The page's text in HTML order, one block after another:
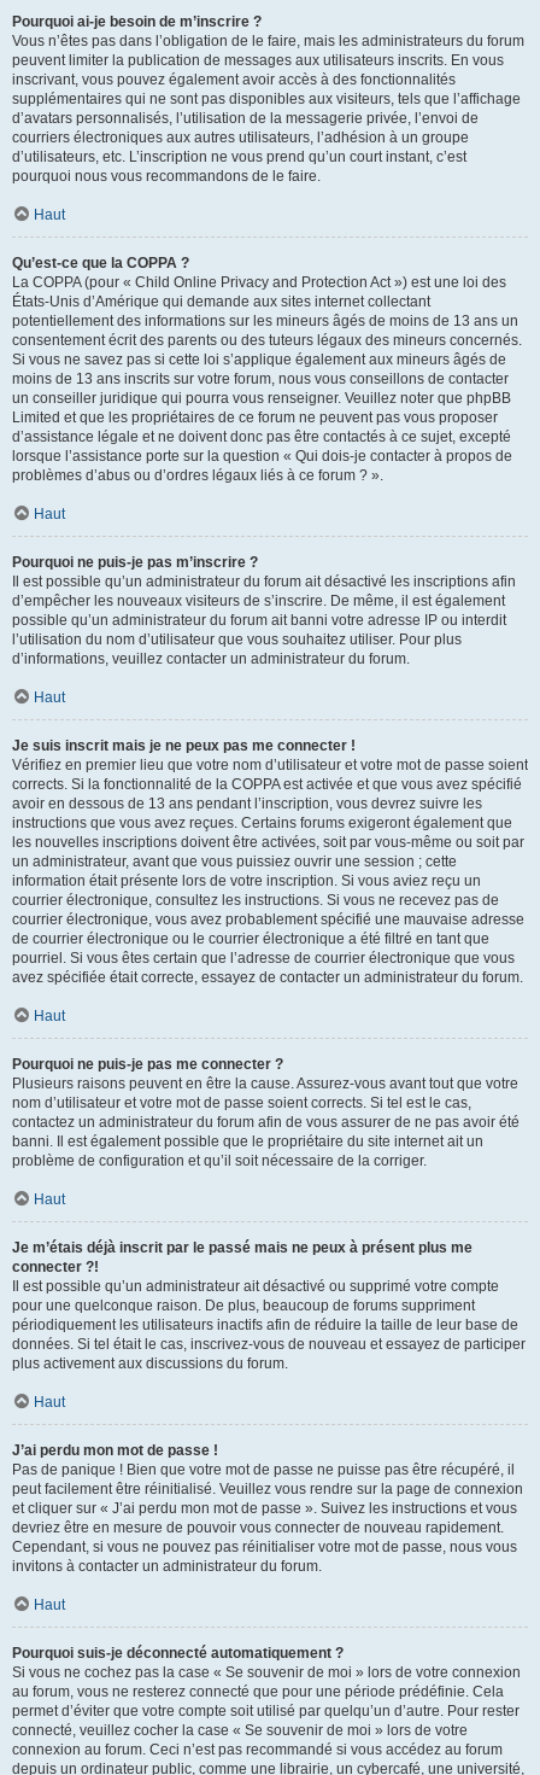
Pourquoi ai-je besoin de m’inscrire ?
Vous n’êtes pas dans l’obligation de le faire, mais les administrateurs du forum
peuvent limiter la publication de messages aux utilisateurs inscrits. En vous
inscrivant, vous pouvez également avoir accès à des fonctionnalités
supplémentaires qui ne sont pas disponibles aux visiteurs, tels que l’affichage
d’avatars personnalisés, l’utilisation de la messagerie privée, l’envoi de
courriers électroniques aux autres utilisateurs, l’adhésion à un groupe
d’utilisateurs, etc. L’inscription ne vous prend qu’un court instant, c’est
pourquoi nous vous recommandons de le faire.
Haut
Qu’est-ce que la COPPA ?
La COPPA (pour « Child Online Privacy and Protection Act ») est une loi des
États-Unis d’Amérique qui demande aux sites internet collectant
potentiellement des informations sur les mineurs âgés de moins de 13 ans un
consentement écrit des parents ou des tuteurs légaux des mineurs concernés.
Si vous ne savez pas si cette loi s’applique également aux mineurs âgés de
moins de 13 ans inscrits sur votre forum, nous vous conseillons de contacter
un conseiller juridique qui pourra vous renseigner. Veuillez noter que phpBB
Limited et que les propriétaires de ce forum ne peuvent pas vous proposer
d’assistance légale et ne doivent donc pas être contactés à ce sujet, excepté
lorsque l’assistance porte sur la question « Qui dois-je contacter à propos de
problèmes d’abus ou d’ordres légaux liés à ce forum ? ».
Haut
Pourquoi ne puis-je pas m’inscrire ?
Il est possible qu’un administrateur du forum ait désactivé les inscriptions afin
d’empêcher les nouveaux visiteurs de s’inscrire. De même, il est également
possible qu’un administrateur du forum ait banni votre adresse IP ou interdit
l’utilisation du nom d’utilisateur que vous souhaitez utiliser. Pour plus
d’informations, veuillez contacter un administrateur du forum.
Haut
Je suis inscrit mais je ne peux pas me connecter !
Vérifiez en premier lieu que votre nom d’utilisateur et votre mot de passe soient
corrects. Si la fonctionnalité de la COPPA est activée et que vous avez spécifié
avoir en dessous de 13 ans pendant l’inscription, vous devrez suivre les
instructions que vous avez reçues. Certains forums exigeront également que
les nouvelles inscriptions doivent être activées, soit par vous-même ou soit par
un administrateur, avant que vous puissiez ouvrir une session ; cette
information était présente lors de votre inscription. Si vous aviez reçu un
courrier électronique, consultez les instructions. Si vous ne recevez pas de
courrier électronique, vous avez probablement spécifié une mauvaise adresse
de courrier électronique ou le courrier électronique a été filtré en tant que
pourriel. Si vous êtes certain que l’adresse de courrier électronique que vous
avez spécifiée était correcte, essayez de contacter un administrateur du forum.
Haut
Pourquoi ne puis-je pas me connecter ?
Plusieurs raisons peuvent en être la cause. Assurez-vous avant tout que votre
nom d’utilisateur et votre mot de passe soient corrects. Si tel est le cas,
contactez un administrateur du forum afin de vous assurer de ne pas avoir été
banni. Il est également possible que le propriétaire du site internet ait un
problème de configuration et qu’il soit nécessaire de la corriger.
Haut
Je m’étais déjà inscrit par le passé mais ne peux à présent plus me
connecter ?!
Il est possible qu’un administrateur ait désactivé ou supprimé votre compte
pour une quelconque raison. De plus, beaucoup de forums suppriment
périodiquement les utilisateurs inactifs afin de réduire la taille de leur base de
données. Si tel était le cas, inscrivez-vous de nouveau et essayez de participer
plus activement aux discussions du forum.
Haut
J’ai perdu mon mot de passe !
Pas de panique ! Bien que votre mot de passe ne puisse pas être récupéré, il
peut facilement être réinitialisé. Veuillez vous rendre sur la page de connexion
et cliquer sur « J’ai perdu mon mot de passe ». Suivez les instructions et vous
devriez être en mesure de pouvoir vous connecter de nouveau rapidement.
Cependant, si vous ne pouvez pas réinitialiser votre mot de passe, nous vous
invitons à contacter un administrateur du forum.
Haut
Pourquoi suis-je déconnecté automatiquement ?
Si vous ne cochez pas la case « Se souvenir de moi » lors de votre connexion
au forum, vous ne resterez connecté que pour une période prédéfinie. Cela
permet d’éviter que votre compte soit utilisé par quelqu’un d’autre. Pour rester
connecté, veuillez cocher la case « Se souvenir de moi » lors de votre
connexion au forum. Ceci n’est pas recommandé si vous accédez au forum
depuis un ordinateur public, comme une librairie, un cybercafé, une université,